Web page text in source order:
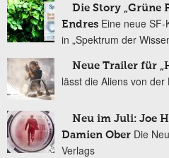
Die Story „Grüne
Endres Eine neue
in „Spektrum der
Neue Trailer für
lässt die Aliens von der
Neu im Juli: Joe
Damien Ober Die
Verlags